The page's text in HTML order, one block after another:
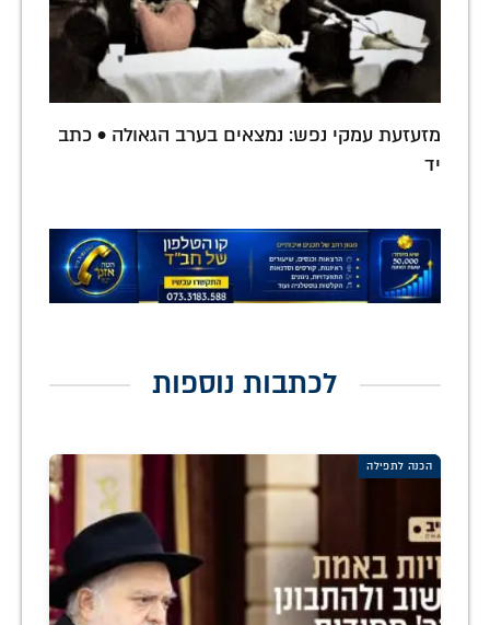
מזעזעת עמקי נפש: נמצאים בערב הגאולה • כתב
יד
לכתבות נוספות
הכנה לתפילה